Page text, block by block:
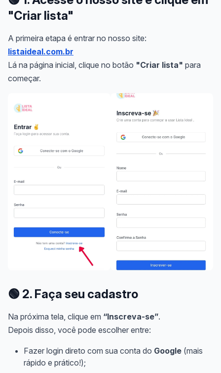
"Criar lista"
A primeira etapa é entrar no nosso site:
listaideal.com.br
Lá na página inicial, clique no botão "Criar lista" para
começar.
🟢 2. Faça seu cadastro
Na próxima tela, clique em “Inscreva-se”.
Depois disso, você pode escolher entre:
Fazer login direto com sua conta do Google (mais
rápido e prático!);